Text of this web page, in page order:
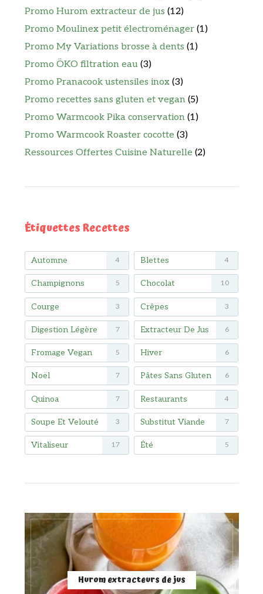
Promo Hurom extracteur de jus (12)
Promo Moulinex petit électroménager (1)
Promo My Variations brosse à dents (1)
Promo ÖKO filtration eau (3)
Promo Pranacook ustensiles inox (3)
Promo recettes sans gluten et vegan (5)
Promo Warmcook Pika conservation (1)
Promo Warmcook Roaster cocotte (3)
Ressources Offertes Cuisine Naturelle (2)
Étiquettes Recettes
Automne 4 Blettes 4
Champignons 5 Chocolat 10
Courge 3 Crêpes 3
Digestion Légère 7 Extracteur De Jus 6
Fromage Vegan 5 Hiver 6
Noël 7 Pâtes Sans Gluten 6
Quinoa 7 Restaurants 4
Soupe Et Velouté 3 Substitut Viande 7
Vitaliseur 17 Été 5
Hurom extracteurs de jus